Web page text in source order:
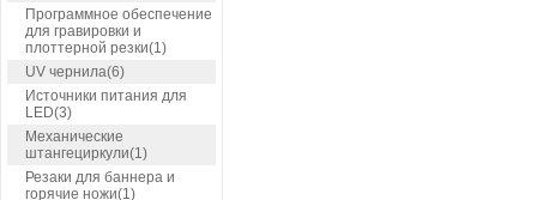
Программное обеспечение
для гравировки и
плоттерной резки(1)
UV чернила(6)
Источники питания для
LED(3)
Механические
штангециркули(1)
Резаки для баннера и
горячие ножи(1)